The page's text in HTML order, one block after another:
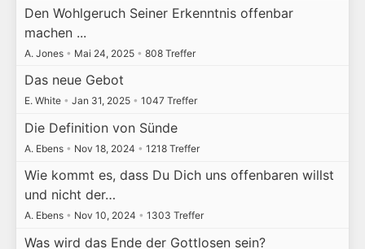
Den Wohlgeruch Seiner Erkenntnis offenbar
machen ...
A. Jones • Mai 24, 2025 • 808 Treffer
Das neue Gebot
E. White • Jan 31, 2025 • 1047 Treffer
Die Definition von Sünde
A. Ebens • Nov 18, 2024 • 1218 Treffer
Wie kommt es, dass Du Dich uns offenbaren willst
und nicht der…
A. Ebens • Nov 10, 2024 • 1303 Treffer
Was wird das Ende der Gottlosen sein?